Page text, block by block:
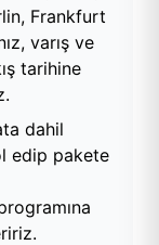
Frankfurt
varış ve
tarihine
dahil
edip pakete